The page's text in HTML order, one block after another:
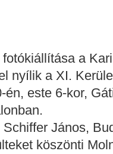
a
nyílik a XI.
én, este 6-kor,
Schiffer János,
köszönti